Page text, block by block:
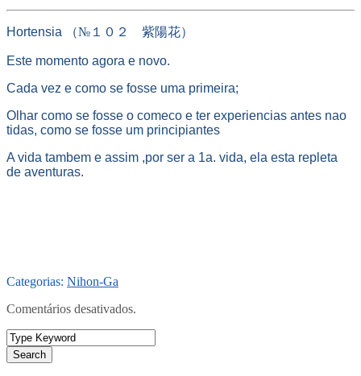
Hortensia （№１０２ 紫陽花）
Este momento agora e novo.
Cada vez e como se fosse uma primeira;
Olhar como se fosse o comeco e ter experiencias antes nao
tidas, como se fosse um principiantes
A vida tambem e assim ,por ser a 1a. vida, ela esta repleta
de aventuras.
Categorias: Nihon-Ga
Comentários desativados.
Search